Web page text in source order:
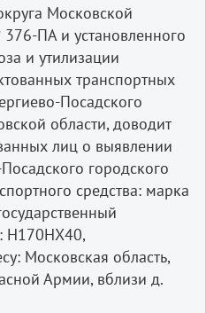
Московской
ПА и установленного
и утилизации
транспортных
Посадского
области, доводит
лиц о выявлении
городского
средства: марка
Н170НХ40,
Московская область,
Армии, вблизи д.